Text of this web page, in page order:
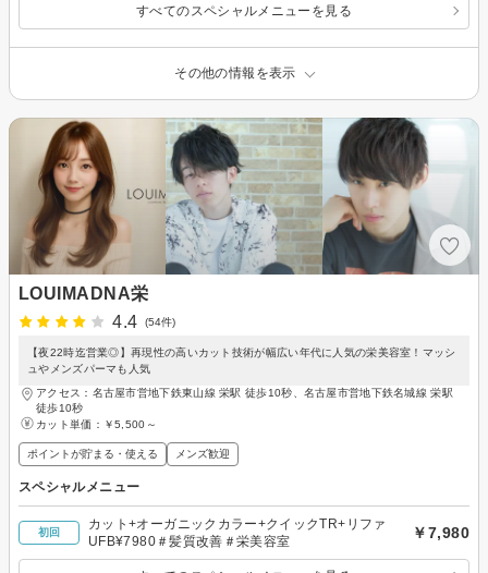
すべてのスペシャルメニューを見る
その他の情報を表示
LOUIMADNA栄
4.4
(54件)
【夜22時迄営業◎】再現性の高いカット技術が幅広い年代に人気の栄美容室！マッシ
ュやメンズパーマも人気
アクセス：名古屋市営地下鉄東山線 栄駅 徒歩10秒、名古屋市営地下鉄名城線 栄駅
徒歩10秒
カット単価： ￥5,500～
ポイントが貯まる・使える メンズ歓迎
スペシャルメニュー
初回
カット+オーガニックカラー+クイックTR+リファ
UFB¥7980＃髪質改善＃栄美容室
￥7,980